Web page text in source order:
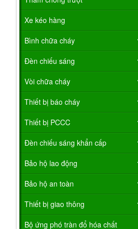
Xe kéo hàng
Bình chữa cháy
Đèn chiếu sáng
Vòi chữa cháy
Thiết bị báo cháy
Thiết bị PCCC
Đèn chiếu sáng khẩn cấp
Bảo hộ lao động
Bảo hộ an toàn
Thiết bị giao thông
Bộ ứng phó tràn đổ hóa chất